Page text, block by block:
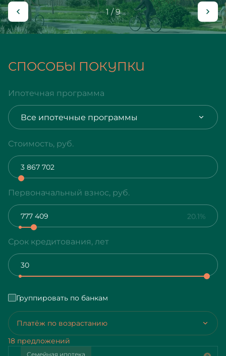
1 / 9
СПОСОБЫ ПОКУПКИ
Ипотечная программа
Все ипотечные программы
Стоимость, руб.
Первоначальный взнос, руб.
20.1%
Срок кредитования, лет
Группировать по банкам
Платёж по возрастанию
18 предложений
Семейная ипотека